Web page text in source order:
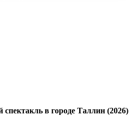
спектакль в городе Таллин (2026)